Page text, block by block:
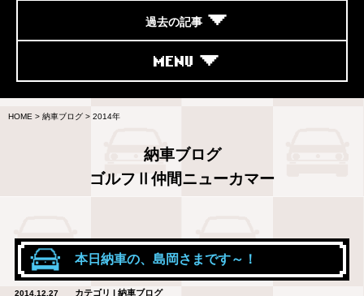
過去の記事
MENU
HOME > 納車ブログ > 2014年
納車ブログ
ゴルフⅡ仲間ニューカマー
本日納車の、島岡さまです～！
2014.12.27 カテゴリ | 納車ブログ